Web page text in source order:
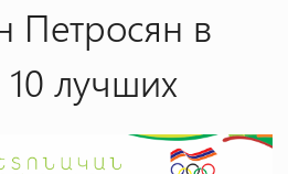
Петросян в
10 лучших